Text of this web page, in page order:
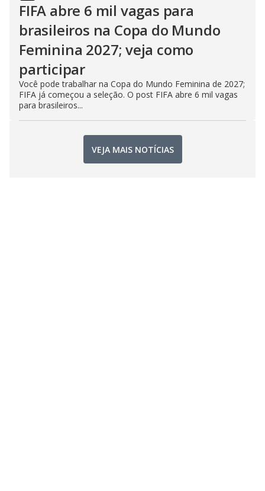
FIFA abre 6 mil vagas para
brasileiros na Copa do Mundo
Feminina 2027; veja como
participar
Você pode trabalhar na Copa do Mundo Feminina de 2027;
FIFA já começou a seleção. O post FIFA abre 6 mil vagas
para brasileiros...
VEJA MAIS NOTÍCIAS